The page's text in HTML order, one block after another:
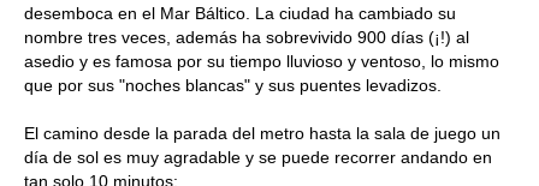
desemboca en el Mar Báltico. La ciudad ha cambiado su
nombre tres veces, además ha sobrevivido 900 días (¡!) al
asedio y es famosa por su tiempo lluvioso y ventoso, lo mismo
que por sus "noches blancas" y sus puentes levadizos.
El camino desde la parada del metro hasta la sala de juego un
día de sol es muy agradable y se puede recorrer andando en
tan solo 10 minutos: